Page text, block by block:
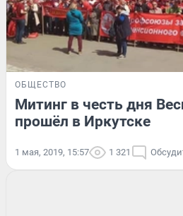
ОБЩЕСТВО
Митинг в честь дня
прошёл в Иркутске
1 мая, 2019, 15:57 1 321